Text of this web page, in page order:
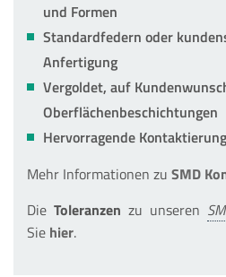
und Formen
Standardfedern oder
Anfertigung
Vergoldet, auf
Oberflächenbeschichtungen
Hervorragende Kontaktierung
Mehr Informationen zu SMD
Die Toleranzen zu unseren
Sie hier.